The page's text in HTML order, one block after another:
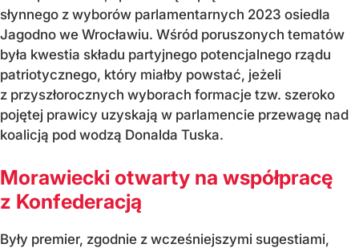
słynnego z wyborów parlamentarnych 2023 osiedla
Jagodno we Wrocławiu. Wśród poruszonych tematów
była kwestia składu partyjnego potencjalnego rządu
patriotycznego, który miałby powstać, jeżeli
z przyszłorocznych wyborach formacje tzw. szeroko
pojętej prawicy uzyskają w parlamencie przewagę nad
koalicją pod wodzą Donalda Tuska.
Morawiecki otwarty na współpracę
z Konfederacją
Były premier, zgodnie z wcześniejszymi sugestiami,